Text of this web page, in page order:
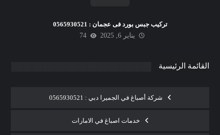
تركيب جبس بورد فى عجمان : 0565930521
يناير 6, 2025
74
القائمة الرئيسية
شركة أصباغ في الجميرا دبي : 0565930521
خدمات اصباغ في الامارات